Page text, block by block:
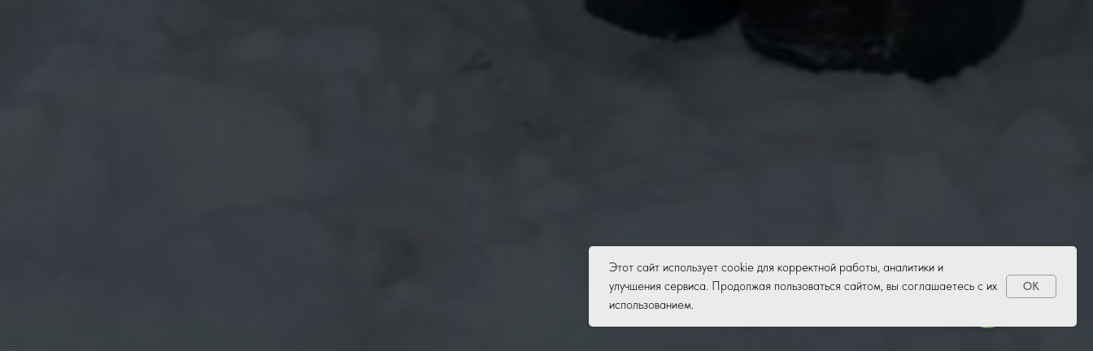
Этот сайт использует cookie для корректной работы, аналитики и
улучшения сервиса. Продолжая пользоваться сайтом, вы соглашаетесь с их
использованием.
OK